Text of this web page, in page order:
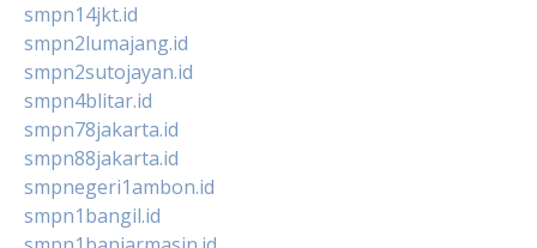
smpn14jkt.id
smpn2lumajang.id
smpn2sutojayan.id
smpn4blitar.id
smpn78jakarta.id
smpn88jakarta.id
smpnegeri1ambon.id
smpn1bangil.id